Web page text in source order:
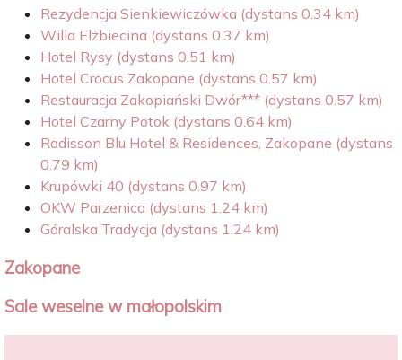
Rezydencja Sienkiewiczówka (dystans 0.34 km)
Willa Elżbiecina (dystans 0.37 km)
Hotel Rysy (dystans 0.51 km)
Hotel Crocus Zakopane (dystans 0.57 km)
Restauracja Zakopiański Dwór*** (dystans 0.57 km)
Hotel Czarny Potok (dystans 0.64 km)
Radisson Blu Hotel & Residences, Zakopane (dystans
0.79 km)
Krupówki 40 (dystans 0.97 km)
OKW Parzenica (dystans 1.24 km)
Góralska Tradycja (dystans 1.24 km)
Zakopane
Sale weselne w małopolskim